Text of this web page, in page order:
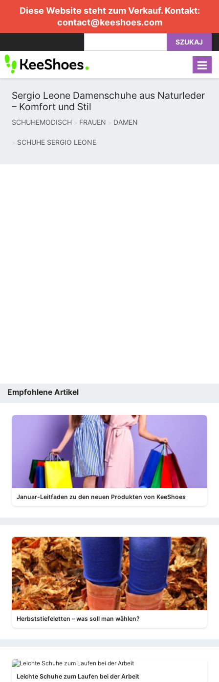
Diese Website steht zum Verkauf. Kontakt:
contact@keeshoes.com
SZUKAJ
Sergio Leone Damenschuhe aus Naturleder
– Komfort und Stil
SCHUHEMODISCH FRAUEN DAMEN
SCHUHE SERGIO LEONE
Empfohlene Artikel
Januar-Leitfaden zu den neuen Produkten von KeeShoes
Herbststiefeletten – was soll man wählen?
Leichte Schuhe zum Laufen bei der Arbeit